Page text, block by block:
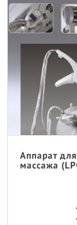
Аппарат
массажа